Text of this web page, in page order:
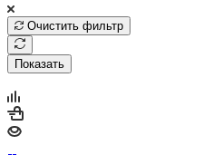
Очистить фильтр
Показать